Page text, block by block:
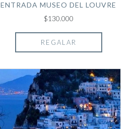
ENTRADA MUSEO DEL LOUVRE
$130.000
REGALAR